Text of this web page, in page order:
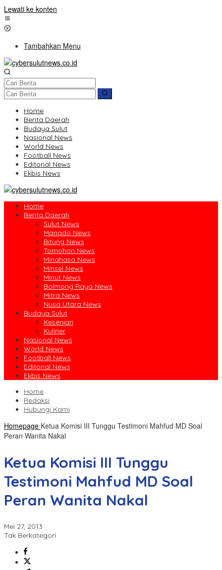
Lewati ke konten
Tambahkan Menu
Home
Berita Daerah
Budaya Sulut
Nasional News
World News
Football News
Editorial News
Ekbis News
Home
Berita Daerah
Sulut News
Manado News
Bitung News
Tomohon News
Minahasa News
Minsel News
Minut News
Bolmong Raya News
Mitra News
Nusa Utara News
Budaya Sulut
Kesenian
Kuliner
Nasional News
World News
Football News
Editorial News
Ekbis News
Home
Redaksi
Hubungi Kami
Homepage Ketua Komisi III Tunggu Testimoni Mahfud MD Soal
Peran Wanita Nakal
Ketua Komisi III Tunggu
Testimoni Mahfud MD Soal
Peran Wanita Nakal
Mei 27, 2013
Tak Berkategori